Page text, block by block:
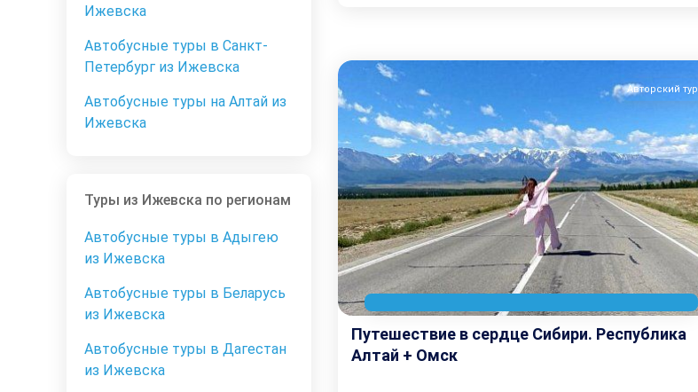
Ижевска
Автобусные туры в Санкт-
Петербург из Ижевска
Автобусные туры на Алтай из
Ижевска
Туры из Ижевска по регионам
Автобусные туры в Адыгею
из Ижевска
Автобусные туры в Беларусь
из Ижевска
Автобусные туры в Дагестан
из Ижевска
Авторский тур
Путешествие в сердце Сибири. Республика
Алтай + Омск